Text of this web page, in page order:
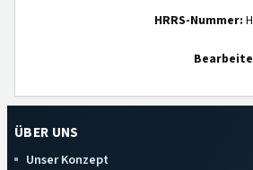
HRRS-Nummer:
ÜBER UNS
Unser Konzept